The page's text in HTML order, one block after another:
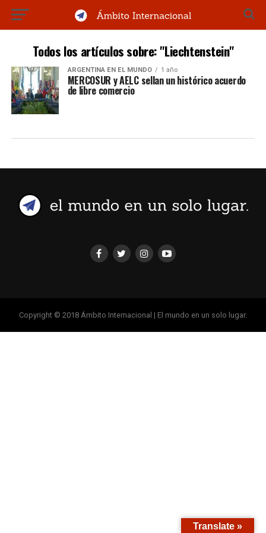
Todos los artículos sobre: "Liechtenstein"
ARGENTINA EN EL MUNDO 1 año
MERCOSUR y AELC sellan un histórico acuerdo
de libre comercio
Copyright © 2018 Ámbito Internacional | El mundo en un solo lugar.
Translate »